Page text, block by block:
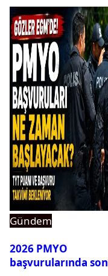
Gündem
2026 PMYO
başvurularında son